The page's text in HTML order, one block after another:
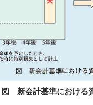
図 新会計基準における